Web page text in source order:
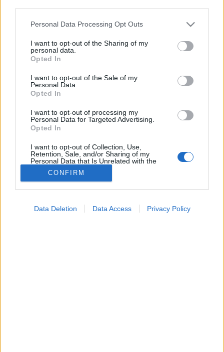
Please note that this website/app uses one or more Google
not limited to your visit or usage behaviour. You may click to
grant or deny consent to Google and its third-party tags to
use your data for below specified purposes in below Google
consent section.
Personal Data Processing Opt Outs
I want to opt-out of the Sharing of my
personal data.
Opted In
I want to opt-out of the Sale of my
Personal Data.
Opted In
I want to opt-out of processing my
Personal Data for Targeted Advertising.
Opted In
I want to opt-out of Collection, Use,
Retention, Sale, and/or Sharing of my
Personal Data that Is Unrelated with the
Purposes for which it was collected.
Opted Out
I want to allow Google to enable storage
CONFIRM
Data Deletion Data Access Privacy Policy
Krónikus betegségek